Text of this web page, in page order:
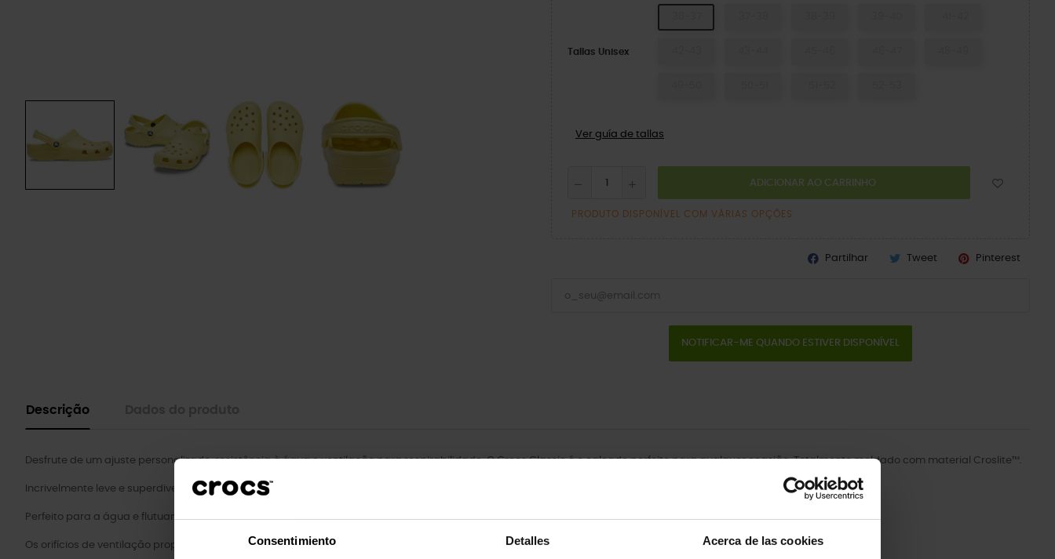
Consentimiento Detalles Acerca de las cookies
Tallas Unisex
Ver guía de tallas
ADICIONAR AO CARRINHO
PRODUTO DISPONÍVEL COM VÁRIAS OPÇÕES
Partilhar Tweet Pinterest
NOTIFICAR-ME QUANDO ESTIVER DISPONÍVEL
Descrição
Desfrute de um ajuste personalizado, resistência à água e ventilação para respirabilidade. O Crocs Classic é o calçado perfeito para qualquer ocasião. Totalmente moldado com material Croslite™.
Incrivelmente leve e superdivertido para os seus pés.
Perfeito para a água e flutuante, pesa apenas alguns gramas.
Os orifícios de ventilação proporcionam respirabilidade enquanto absorvem água e sujeira.